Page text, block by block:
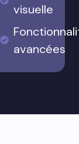
visuelle
avancées